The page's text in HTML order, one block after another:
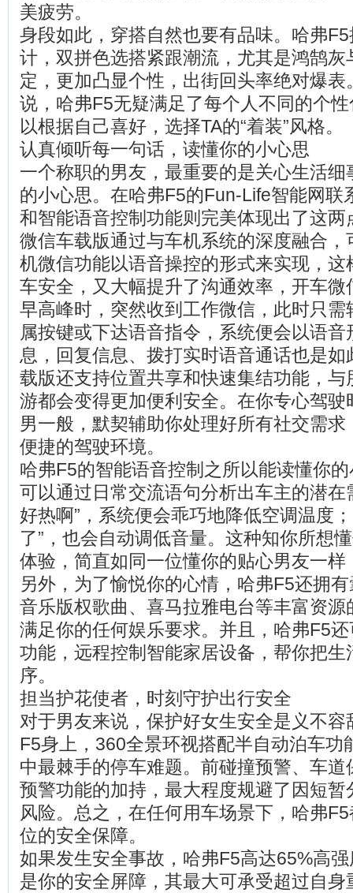
美疲劳。
身段如此，穿搭自然也要有品味。哈弗
计，双拼色选搭紧跟潮流，尤其是鸿鹄灰
定，更加凸显个性，出街回头率绝对爆表
说，哈弗F5无疑满足了每个人不同的个
以根据自己喜好，选择TA的“着装”风格。
认真倾听每一句话，读懂你的小心思
一个称职的男友，最重要的是关心生活
的小心思。在哈弗F5的Fun-Life智能网联
和智能语音控制功能则完美体现出了这两
微信车载版通过与车机系统的深度融合，
机微信功能以语音操控的形式来实现，这
车安全，又大幅提升了沟通效率，开车微
早高峰时，突然收到工作微信，此时只需
属按键或下达语音指令，系统便会以语
息，回复信息、拨打实时语音通话也是
载版还支持位置共享和快速集结功能，与
游都会变得更加便利安全。在你专心驾
男一般，默契辅助你处理好所有社交需
便捷的驾驶环境。
哈弗F5的智能语音控制之所以能读懂你
可以通过日常交流语句分析出车主的潜在
好热啊”，系统便会乖巧地降低空调温度
了”，也会自动调低音量。这种知你所想
体验，简直如同一位懂你的贴心男友一样
另外，为了愉悦你的心情，哈弗F5还拥
音乐版权歌曲、喜马拉雅电台等丰富资
满足你的任何娱乐要求。并且，哈弗F5
功能，远程控制智能家居设备，帮你把生
序。
担当护花使者，时刻守护出行安全
对于男友来说，保护好女生安全是义不
F5身上，360全景环视搭配半自动泊车功
中最棘手的停车难题。前碰撞预警、车
预警功能的加持，最大程度规避了因短暂
风险。总之，在任何用车场景下，哈弗
位的安全保障。
如果发生安全事故，哈弗F5高达65%高
是你的安全屏障，其最大可承受超过自身